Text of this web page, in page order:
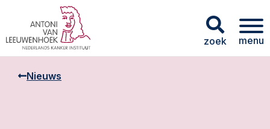
zoek menu
Nieuws